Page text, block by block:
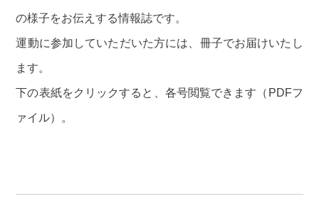
の様子をお伝えする情報誌です。
運動に参加していただいた方には、冊子でお届けいたし
ます。
下の表紙をクリックすると、各号閲覧できます（PDFフ
ァイル）。